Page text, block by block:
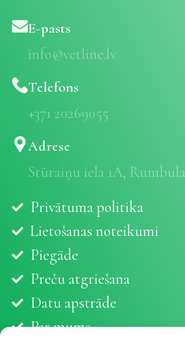
E-pasts
info@vetline.lv
Telefons
+371 20269055
Adrese
Stūraiņu iela 1A,
Privātuma politika
Lietošanas noteikumi
Piegāde
Preču atgriešana
Datu apstrāde
Par mums